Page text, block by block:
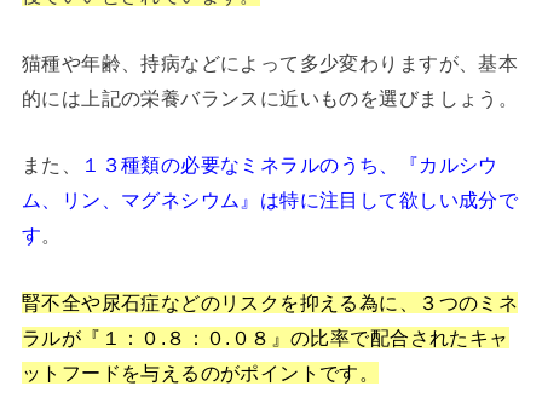
猫種や年齢、持病などによって多少変わりますが、基本
的には上記の栄養バランスに近いものを選びましょう。
また、
１３種類の必要なミネラルのうち、『カルシウ
ム、リン、マグネシウム』は特に注目して欲しい成分で
す。
腎不全や尿石症などのリスクを抑える為に、３つのミネ
ラルが『１：０.
８：０.０８』の比率で配合されたキャ
ットフードを与えるのがポイントです。